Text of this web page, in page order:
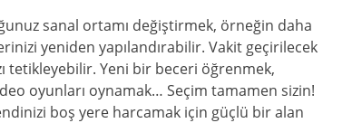
sanal ortamı değiştirmek, örneğin daha
yeniden yapılandırabilir. Vakit geçirilecek
tetikleyebilir. Yeni bir beceri öğrenmek,
oyunları oynamak… Seçim tamamen sizin!
boş yere harcamak için güçlü bir alan